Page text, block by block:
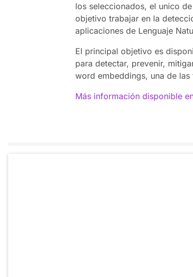
los seleccionados, el unico
objetivo trabajar en la
aplicaciones de Lenguaje
El principal objetivo es
para detectar, prevenir,
word embeddings, una de las
Más información disponible